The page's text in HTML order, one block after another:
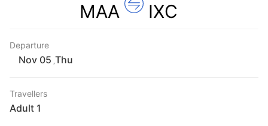
IXC
MAA
Departure
Thu
Travellers
1 Adult